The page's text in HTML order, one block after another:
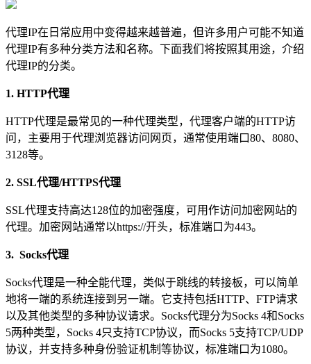
代理IP在日常应用中变得越来越普遍，但许多用户可能不知道
代理IP有多种分类方法和名称。下面我们将按照其用途，介绍
代理IP的分类。
1. HTTP代理
HTTP代理是最常见的一种代理类型，代理客户端的HTTP访
问，主要用于代理浏览器访问网页，通常使用端口80、8080、
3128等。
2. SSL代理/HTTPS代理
SSL代理支持高达128位的加密强度，可用作访问加密网站的
代理。加密网站通常以https://开头，标准端口为443。
3. Socks代理
Socks代理是一种全能代理，类似于跳线的转接板，可以简单
地将一端的系统连接到另一端。它支持包括HTTP、FTP请求
以及其他类型的多种协议请求。Socks代理分为Socks 4和Socks
5两种类型，Socks 4只支持TCP协议，而Socks 5支持TCP/UDP
协议，并支持多种身份验证机制等协议，标准端口为1080。